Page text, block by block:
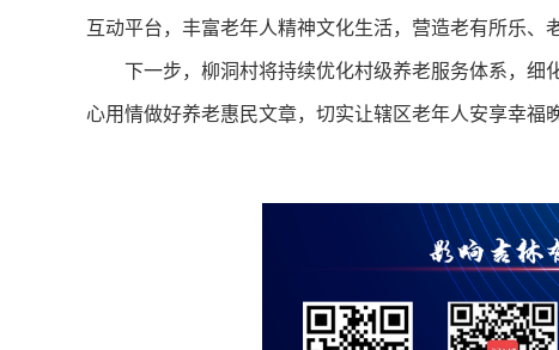
互动平台，丰富老年人精神文化生活，营造老有所乐、
下一步，柳洞村将持续优化村级养老服务体系，细
心用情做好养老惠民文章，切实让辖区老年人安享幸福